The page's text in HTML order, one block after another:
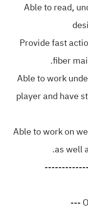
3-Able to read,
4-Provide fast
fiber
5-Able to work
player and have
6-Able to work on
as well